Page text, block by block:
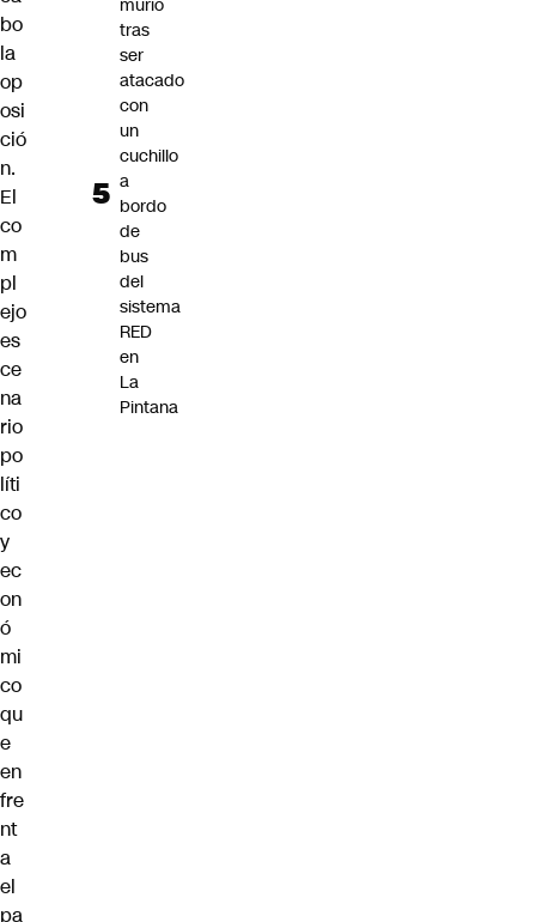
bo
la
op
osi
ció
n.
El
co
m
pl
ejo
es
ce
na
rio
po
líti
co
y
ec
on
ó
mi
co
qu
e
en
fre
nt
a
el
pa
murió
tras
ser
atacado
con
un
cuchillo
a
bordo
de
bus
del
sistema
RED
en
La
Pintana